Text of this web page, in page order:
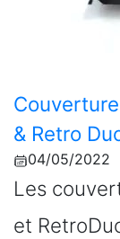
& Retro
04/05/2022
Les
et